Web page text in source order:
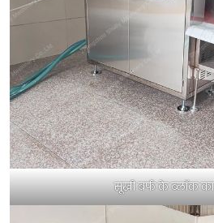
सूखी बर्फ के ब्लॉक का